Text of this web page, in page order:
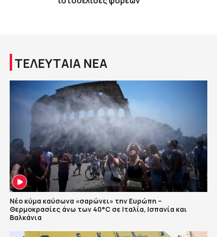
ΤΕΛΕΥΤΑΙΑ ΝΕΑ
Νέο κύμα καύσωνα «σαρώνει» την Ευρώπη –
Θερμοκρασίες άνω των 40°C σε Ιταλία, Ισπανία και
Βαλκάνια